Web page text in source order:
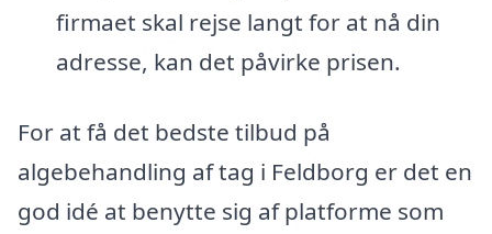
firmaet skal rejse langt for at nå din
adresse, kan det påvirke prisen.
For at få det bedste tilbud på
algebehandling af tag i Feldborg er det en
god idé at benytte sig af platforme som